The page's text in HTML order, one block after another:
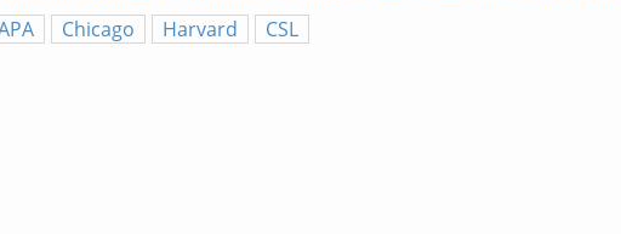
Chicago Harvard CSL